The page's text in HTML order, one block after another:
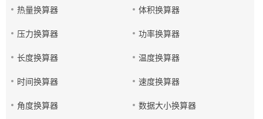
热量换算器 体积换算器
压力换算器 功率换算器
长度换算器 温度换算器
时间换算器 速度换算器
角度换算器 数据大小换算器